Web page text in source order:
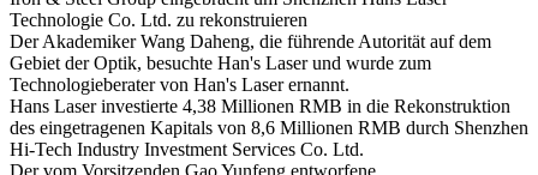
Technologie Co. Ltd. zu rekonstruieren
Der Akademiker Wang Daheng, die führende Autorität auf dem
Gebiet der Optik, besuchte Han's Laser und wurde zum
Technologieberater von Han's Laser ernannt.
Hans Laser investierte 4,38 Millionen RMB in die Rekonstruktion
des eingetragenen Kapitals von 8,6 Millionen RMB durch Shenzhen
Hi-Tech Industry Investment Services Co. Ltd.